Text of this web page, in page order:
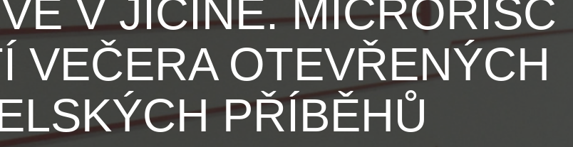
V JIČÍNĚ. MICRORISC
VEČERA OTEVŘENÝCH
PŘÍBĚHŮ